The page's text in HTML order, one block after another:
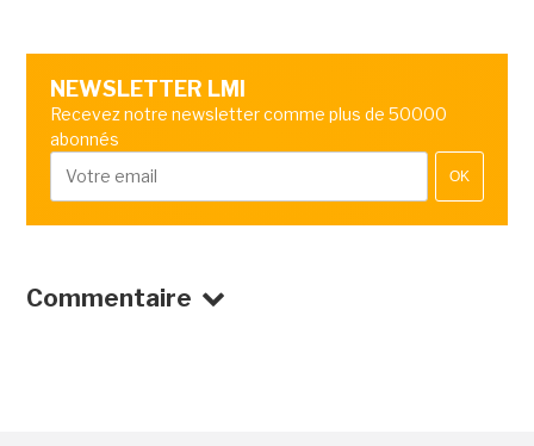
NEWSLETTER LMI
Recevez notre newsletter comme plus de 50000
abonnés
OK
Commentaire